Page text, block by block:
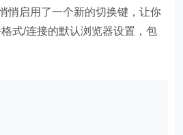
悄启用了一个新的切换键，让你
式/连接的默认浏览器设置，包